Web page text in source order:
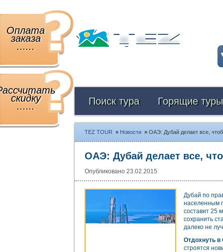
Оплата
заказа
......
скидку
...... Поиск тура Горящие туры
TEZ TOUR » Новости » ОАЭ: Дубай делает все,
ОАЭ: Дубай делает все,
Опубликовано 23.02.2015
Дубай по
населенным
составит 25
сохранить
далеко не
Отдохнуть
строятся